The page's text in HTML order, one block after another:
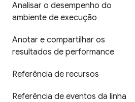
Analisar o desempenho do
ambiente de execução
Anotar e compartilhar os
resultados de performance
Referência de recursos
Referência de eventos da linha